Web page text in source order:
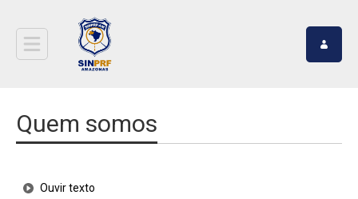
Quem somos
Ouvir texto